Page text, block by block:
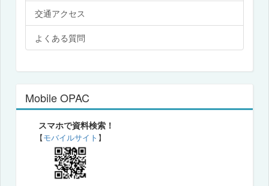
交通アクセス
よくある質問
Mobile OPAC
スマホで資料検索！
【モバイルサイト 】